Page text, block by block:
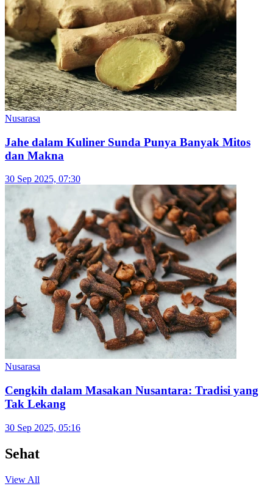
Nusarasa
Asal-usul dan Perkembangan Bolen, Pastry Khas
Bandung
26 Jun 2026, 14:13
Kecombrang, Bunga Ajaib dengan Aroma Segar
yang Bikin Nagih
30 Des 2025, 12:45